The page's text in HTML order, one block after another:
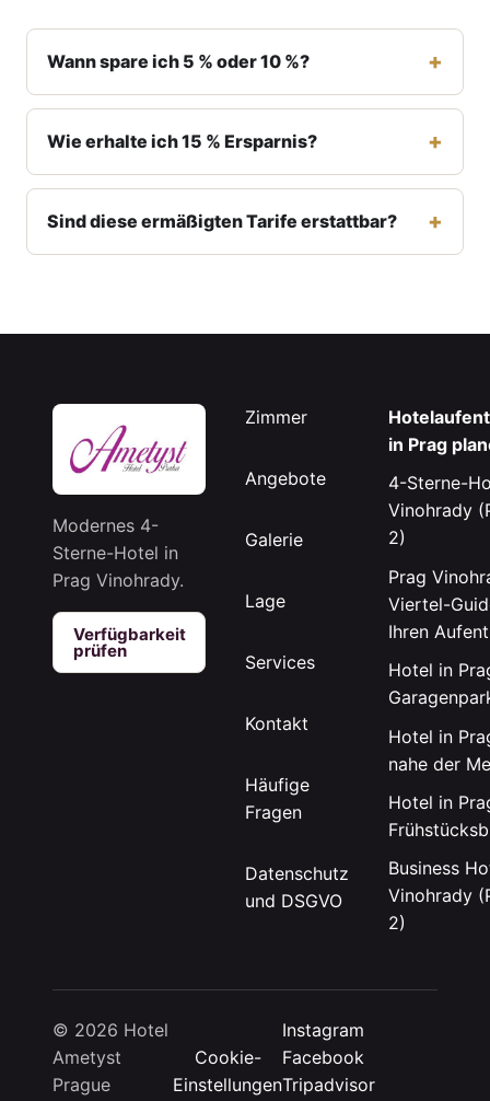
Wann spare ich 5 % oder 10 %?
Wie erhalte ich 15 % Ersparnis?
Sind diese ermäßigten Tarife erstattbar?
Modernes 4-
Sterne-Hotel in
Prag Vinohrady.
Verfügbarkeit
prüfen
Zimmer
Angebote
Galerie
Lage
Services
Kontakt
Häufige
Fragen
Datenschutz
und DSGVO
in Prag
4-Sterne-
Vinohrady
2)
Prag
Viertel-
Ihren
Hotel in
Hotel in
nahe der
Hotel in
Business
Vinohrady
2)
© 2026 Hotel
Ametyst
Prague
Cookie-
Einstellungen
Instagram
Facebook
Tripadvisor